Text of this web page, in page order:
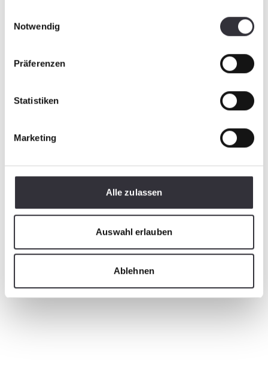
Notwendig
Präferenzen
Statistiken
Marketing
Alle zulassen
Auswahl erlauben
Ablehnen